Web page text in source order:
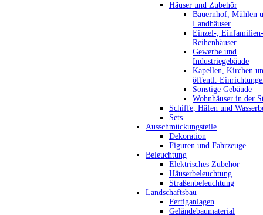
Häuser und Zubehör
Bauernhof, Mühlen
Landhäuser
Einzel-,
Reihenhäuser
Gewerbe und
Industriegebäude
Kapellen, Kirchen
öffentl.
Sonstige Gebäude
Wohnhäuser in der
Schiffe, Häfen und
Sets
Ausschmückungsteile
Dekoration
Figuren und Fahrzeuge
Beleuchtung
Elektrisches Zubehör
Häuserbeleuchtung
Straßenbeleuchtung
Landschaftsbau
Fertiganlagen
Geländebaumaterial